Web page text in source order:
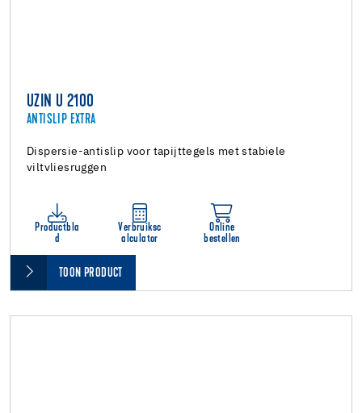
UZIN U 2100
ANTISLIP EXTRA
Dispersie-antislip voor tapijttegels met stabiele
viltvliesruggen
Productbla
d
Verbruiksc
alculator
Online
bestellen
TOON PRODUCT